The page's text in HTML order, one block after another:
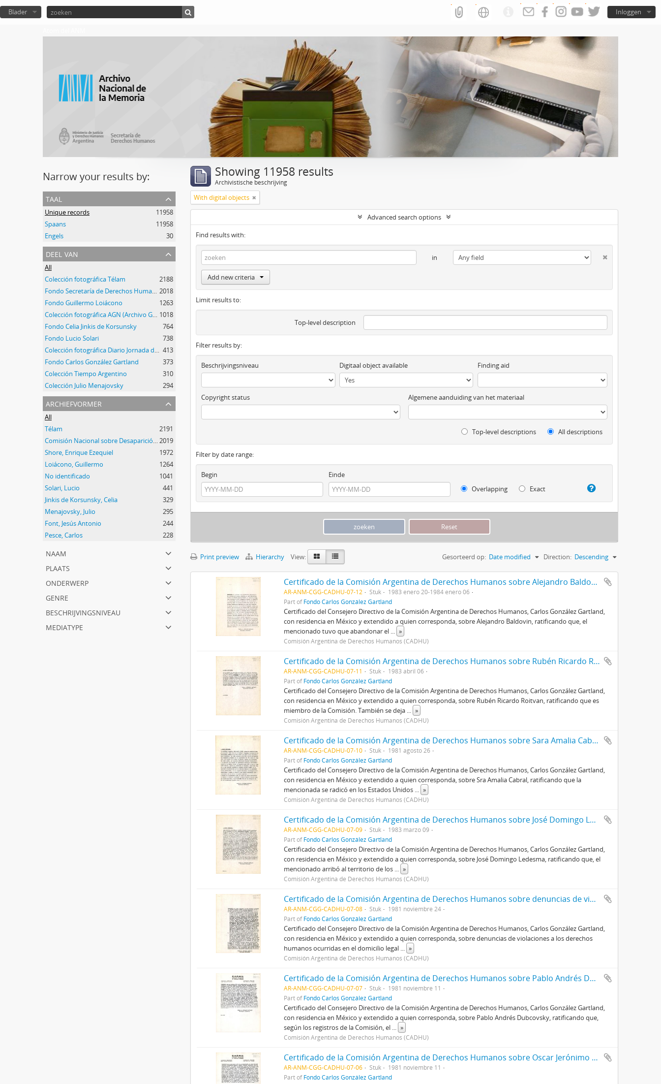
Inloggen
Blader
Narrow your results by:
taal
Unique records
11958
Spaans
11958
Engels
30
deel van
All
Colección fotográfica Télam
2188
2018
Fondo Guillermo Loiácono
1263
1018
Fondo Celia Jinkis de Korsunsky
764
Fondo Lucio Solari
738
413
Fondo Carlos González Gartland
373
Colección Tiempo Argentino
310
Colección Julio Menajovsky
294
archiefvormer
All
Télam
2191
2019
Shore, Enrique Ezequiel
1972
Loiácono, Guillermo
1264
No identificado
1041
Solari, Lucio
441
Jinkis de Korsunsky, Celia
329
Menajovsky, Julio
295
Font, Jesús Antonio
244
Pesce, Carlos
228
naam
plaats
onderwerp
genre
beschrijvingsniveau
mediatype
Showing 11958 results
Archivistische beschrijving
With digital objects
Advanced search options
Find results with:
in
Add new criteria
Limit results to:
Top-level description
Filter results by:
Beschrijvingsniveau Digitaal object available Finding aid
Copyright status Algemene aanduiding van het materiaal
Top-level descriptions All descriptions
Filter by date range:
Begin
Einde
Overlapping
Exact
Print preview Hierarchy View: Gesorteerd op: Date modified Direction: Descending
Certificado de la Comisión Argentina de Derechos Humanos sobre Alejandro Baldovin
AR-ANM-CGG-CADHU-07-12 Stuk
1983 enero 20-1984 enero 06
Part ofFondo Carlos González Gartland
Certificado del Consejero Directivo de la Comisión Argentina de Derechos Humanos, Carlos González Gartland,
con residencia en México y extendido a quien corresponda, sobre Alejandro Baldovin, ratificando que, el
mencionado tuvo que abandonar el
»
Comisión Argentina de Derechos Humanos (CADHU)
Certificado de la Comisión Argentina de Derechos Humanos sobre Rubén Ricardo Roitvan Geldstein
AR-ANM-CGG-CADHU-07-11 Stuk
1983 abril 06
Part ofFondo Carlos González Gartland
Certificado del Consejero Directivo de la Comisión Argentina de Derechos Humanos, Carlos González Gartland,
con residencia en México y extendido a quien corresponda, sobre Rubén Ricardo Roitvan, ratificando que es
miembro de la Comisión. También se deja
»
Comisión Argentina de Derechos Humanos (CADHU)
Certificado de la Comisión Argentina de Derechos Humanos sobre Sara Amalia Cabral
AR-ANM-CGG-CADHU-07-10 Stuk
1981 agosto 26
Part ofFondo Carlos González Gartland
Certificado del Consejero Directivo de la Comisión Argentina de Derechos Humanos, Carlos González Gartland,
con residencia en México y extendido a quien corresponda, sobre Sra Amalia Cabral, ratificando que la
mencionada se radicó en los Estados Unidos
»
Comisión Argentina de Derechos Humanos (CADHU)
Certificado de la Comisión Argentina de Derechos Humanos sobre José Domingo Ledesma
AR-ANM-CGG-CADHU-07-09 Stuk
1983 marzo 09
Part ofFondo Carlos González Gartland
Certificado del Consejero Directivo de la Comisión Argentina de Derechos Humanos, Carlos González Gartland,
con residencia en México y extendido a quien corresponda, sobre José Domingo Ledesma, ratificando que, el
mencionado arribó al territorio de los
»
Comisión Argentina de Derechos Humanos (CADHU)
Certificado de la Comisión Argentina de Derechos Humanos sobre denuncias de violaciones a los derechos humanos
AR-ANM-CGG-CADHU-07-08 Stuk
1981 noviembre 24
Part ofFondo Carlos González Gartland
Certificado del Consejero Directivo de la Comisión Argentina de Derechos Humanos, Carlos González Gartland,
con residencia en México y extendido a quien corresponda, sobre denuncias de violaciones a los derechos
humanos ocurridas en el domicilio legal
»
Comisión Argentina de Derechos Humanos (CADHU)
Certificado de la Comisión Argentina de Derechos Humanos sobre Pablo Andrés Dubcovsky
AR-ANM-CGG-CADHU-07-07 Stuk
1981 noviembre 11
Part ofFondo Carlos González Gartland
Certificado del Consejero Directivo de la Comisión Argentina de Derechos Humanos, Carlos González Gartland,
con residencia en México y extendido a quien corresponda, sobre Pablo Andrés Dubcovsky, ratificando que,
según los registros de la Comisión, el
»
Comisión Argentina de Derechos Humanos (CADHU)
Certificado de la Comisión Argentina de Derechos Humanos sobre Oscar Jerónimo Maidana
AR-ANM-CGG-CADHU-07-06 Stuk
1981 noviembre 11
Part ofFondo Carlos González Gartland